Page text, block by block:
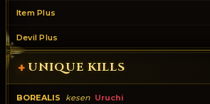
Item Plus
Devil Plus
+UNIQUE KILLS
BOREALIS kesen Uruchi